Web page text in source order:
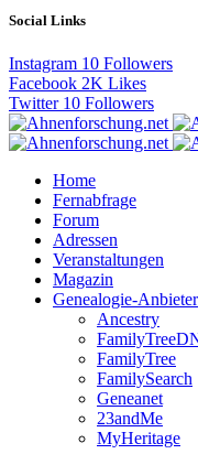
Social Links
Instagram 10 Followers
Facebook 2K Likes
Twitter 10 Followers
Home
Fernabfrage
Forum
Adressen
Veranstaltungen
Magazin
Genealogie-Anbieter
Ancestry
FamilyTree
FamilySearch
Geneanet
23andMe
MyHeritage